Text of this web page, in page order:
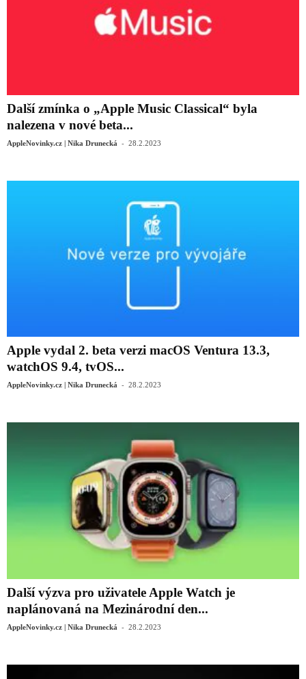
Další zmínka o „‌Apple Music‌ Classical“ byla
nalezena v nové beta...
AppleNovinky.cz | Nika Drunecká - 28.2.2023
Apple vydal 2. beta verzi macOS Ventura 13.3,
watchOS 9.4, tvOS...
AppleNovinky.cz | Nika Drunecká - 28.2.2023
Další výzva pro uživatele Apple Watch je
naplánovaná na Mezinárodní den...
AppleNovinky.cz | Nika Drunecká - 28.2.2023